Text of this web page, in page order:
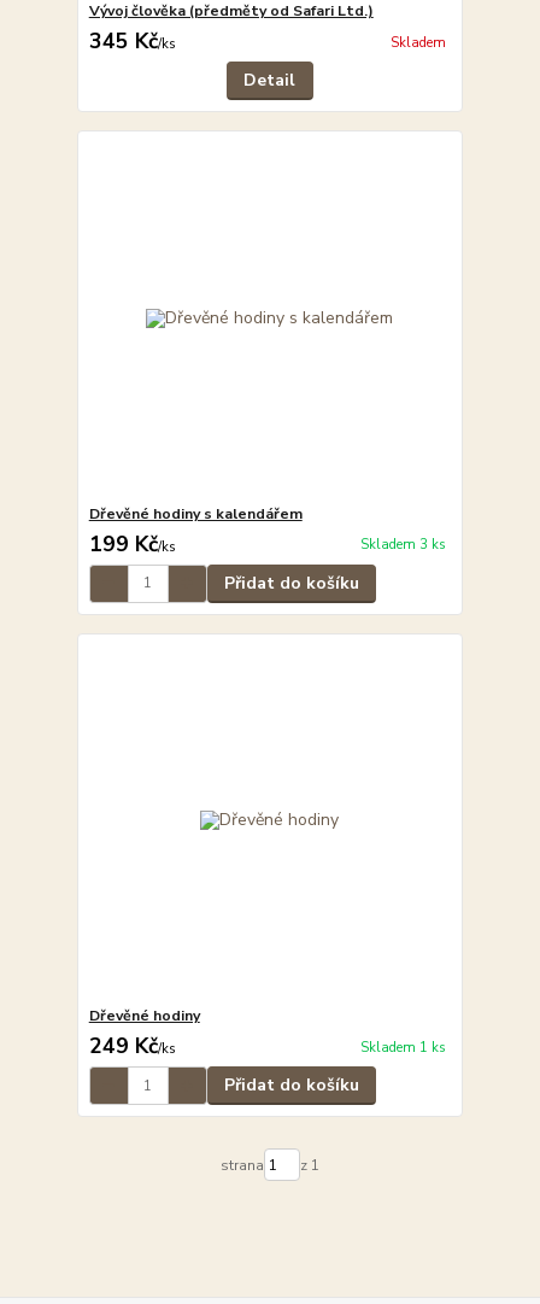
Vývoj člověka (předměty od Safari Ltd.)
345 Kč/ks Skladem
Detail
Dřevěné hodiny s kalendářem
199 Kč/ks Skladem 3 ks
Přidat do košíku
Dřevěné hodiny
249 Kč/ks Skladem 1 ks
Přidat do košíku
strana z 1